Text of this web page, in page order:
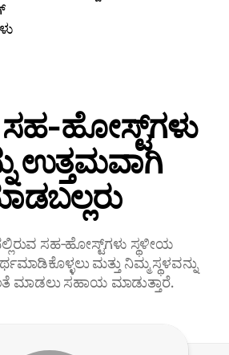
ಉತ್ತಮವಾಗಿ
ಸಹ‑ಹೋಸ್ಟ್‌ಗಳು ಸ್ಥಳೀಯ
ಮತ್ತು ನಿಮ್ಮ ಸ್ಥಳವನ್ನು
ಮಾಡಲು ಸಹಾಯ ಮಾಡುತ್ತಾರೆ.